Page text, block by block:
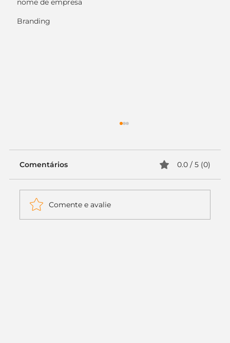
nome de empresa
Branding
Comentários 0.0 / 5 (0)
Comente e avalie